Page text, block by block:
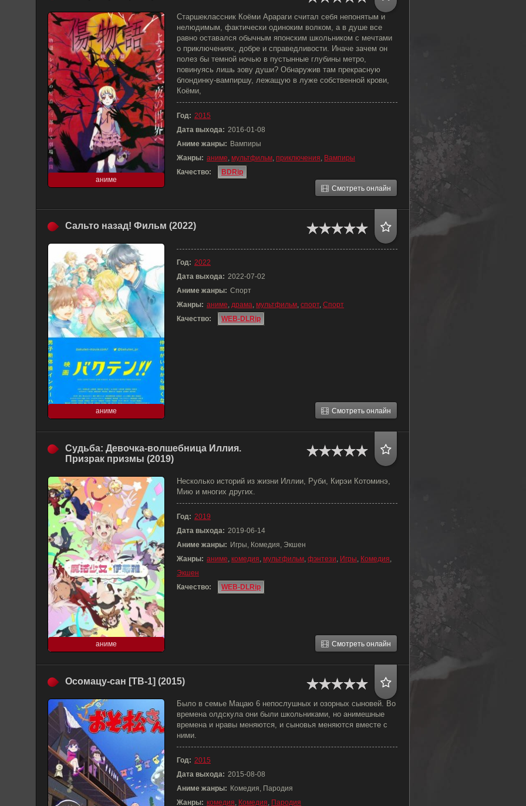
аниме
Старшеклассник Коёми Арараги считал себя непонятым и
нелюдимым, фактически одиноким волком, а в душе все
равно оставался обычным японским школьником с мечтами
о приключениях, добре и справедливости. Иначе зачем он
полез бы темной ночью в пустынные глубины метро,
повинуясь лишь зову души? Обнаружив там прекрасную
блондинку-вампиршу, лежащую в луже собственной крови,
Коёми,
Год: 2015
Дата выхода: 2016-01-08
Аниме жанры: Вампиры
Жанры: аниме, мультфильм, приключения, Вампиры
Качество:
BDRip
Смотреть онлайн
Сальто назад! Фильм (2022)
аниме
Год: 2022
Дата выхода: 2022-07-02
Аниме жанры: Спорт
Жанры: аниме, драма, мультфильм, спорт, Спорт
Качество:
WEB-DLRip
Смотреть онлайн
Судьба: Девочка-волшебница Иллия.
Призрак призмы (2019)
аниме
Несколько историй из жизни Иллии, Руби, Кирэи Котоминэ,
Мию и многих других.
Год: 2019
Дата выхода: 2019-06-14
Аниме жанры: Игры, Комедия, Экшен
Жанры: аниме, комедия, мультфильм, фэнтези, Игры, Комедия,
Экшен
Качество:
WEB-DLRip
Смотреть онлайн
Осомацу-сан [ТВ-1] (2015)
Было в семье Мацаю 6 непослушных и озорных сыновей. Во
времена олдскула они были школьниками, но анимешные
времена и нравы меняются, и сыновья меняются вместе с
ними.
Год: 2015
Дата выхода: 2015-08-08
Аниме жанры: Комедия, Пародия
Жанры: комедия, Комедия, Пародия